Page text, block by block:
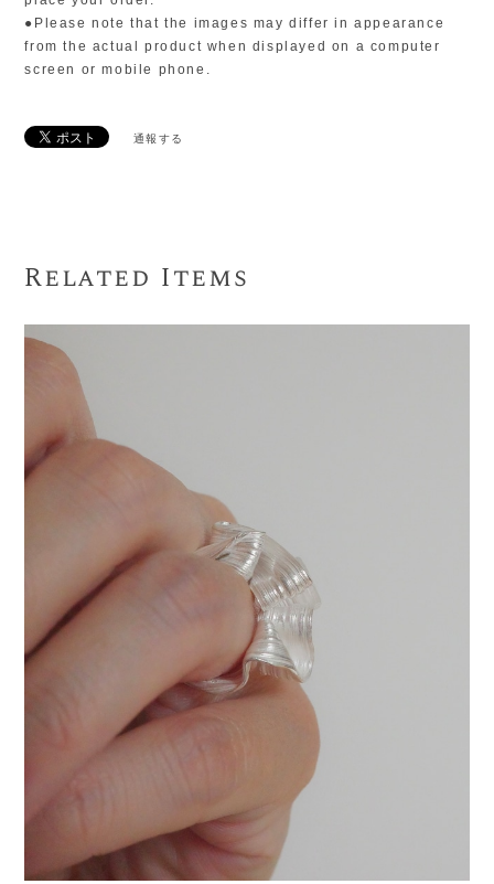
●Please note that the images may differ in appearance
from the actual product when displayed on a computer
screen or mobile phone.
通報する
Related Items